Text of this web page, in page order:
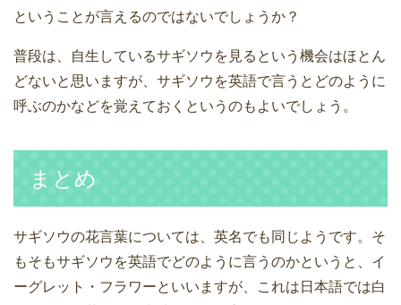
ということが言えるのではないでしょうか？
普段は、自生しているサギソウを見るという機会はほとん
どないと思いますが、サギソウを英語で言うとどのように
呼ぶのかなどを覚えておくというのもよいでしょう。
まとめ
サギソウの花言葉については、英名でも同じようです。そ
もそもサギソウを英語でどのように言うのかというと、イ
ーグレット・フラワーといいますが、これは日本語では白